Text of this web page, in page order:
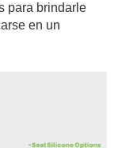
para brindarle
en un